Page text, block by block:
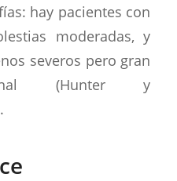
hay pacientes con
moderadas, y
severos pero gran
(Hunter y